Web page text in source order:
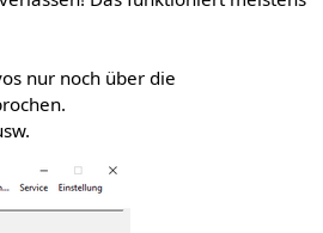
nur noch über die